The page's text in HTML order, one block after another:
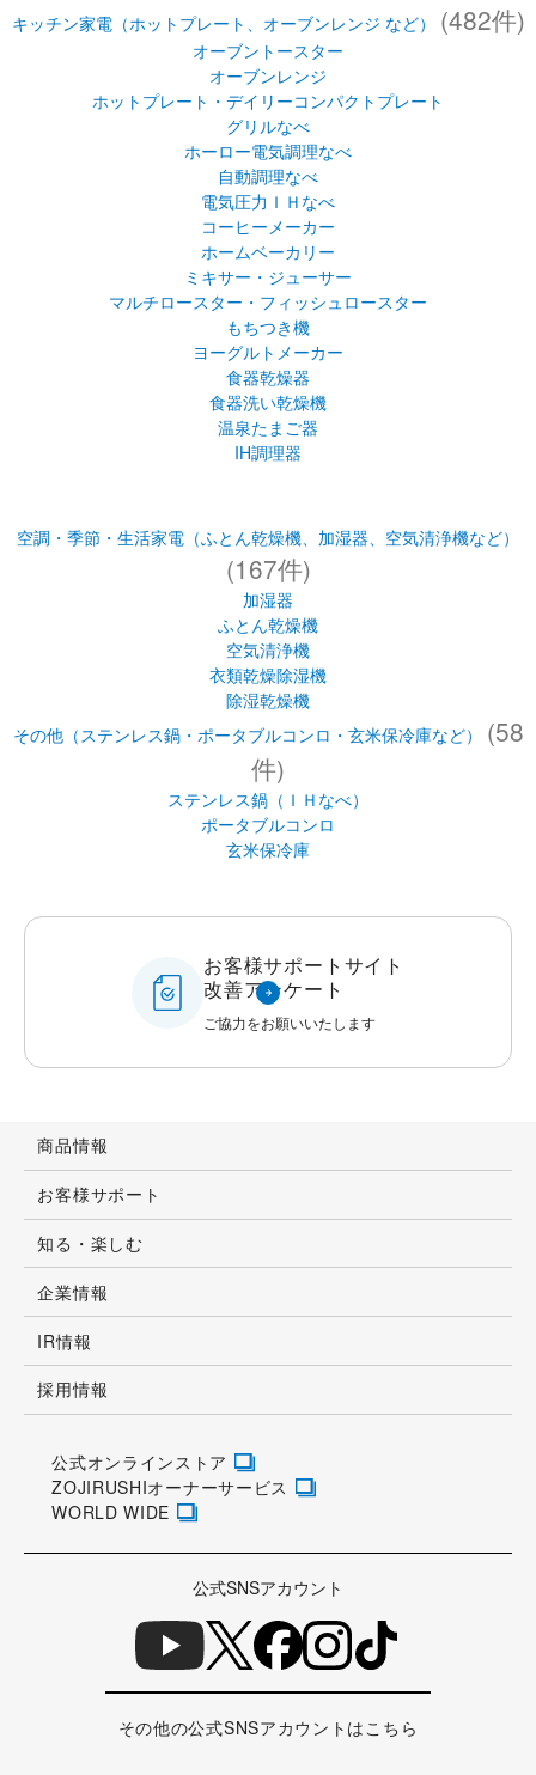
キッチン家電（ホットプレート、オーブンレンジ など） (482件)
オーブントースター
オーブンレンジ
ホットプレート・デイリーコンパクトプレート
グリルなべ
ホーロー電気調理なべ
自動調理なべ
電気圧力ＩＨなべ
コーヒーメーカー
ホームベーカリー
ミキサー・ジューサー
マルチロースター・フィッシュロースター
もちつき機
ヨーグルトメーカー
食器乾燥器
食器洗い乾燥機
温泉たまご器
IH調理器
空調・季節・生活家電（ふとん乾燥機、加湿器、空気清浄機など）
(167件)
加湿器
ふとん乾燥機
空気清浄機
衣類乾燥除湿機
除湿乾燥機
その他（ステンレス鍋・ポータブルコンロ・玄米保冷庫など）
(58
件)
ステンレス鍋（ＩＨなべ）
ポータブルコンロ
玄米保冷庫
お客様サポートサイト
改善アンケート
ご協力をお願いいたします
商品情報
お客様サポート
知る・楽しむ
企業情報
IR情報
採用情報
公式オンラインストア
ZOJIRUSHIオーナーサービス
WORLD WIDE
公式SNSアカウント
その他の公式SNSアカウントはこちら